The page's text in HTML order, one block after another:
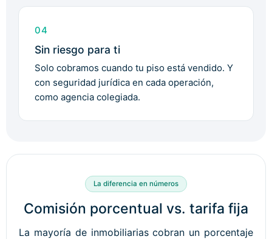
04
Sin riesgo para ti
Solo cobramos cuando tu piso está vendido. Y
con seguridad jurídica en cada operación,
como agencia colegiada.
La diferencia en números
Comisión porcentual vs. tarifa fija
La mayoría de inmobiliarias cobran un porcentaje